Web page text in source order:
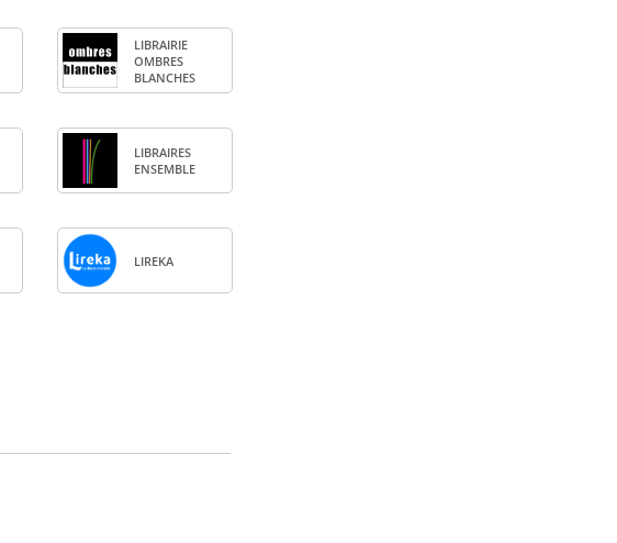
LIBRAI­RIE
OMBRES
BLANCHES
LIBRAIRES
ENSEMBLE
LIREKA